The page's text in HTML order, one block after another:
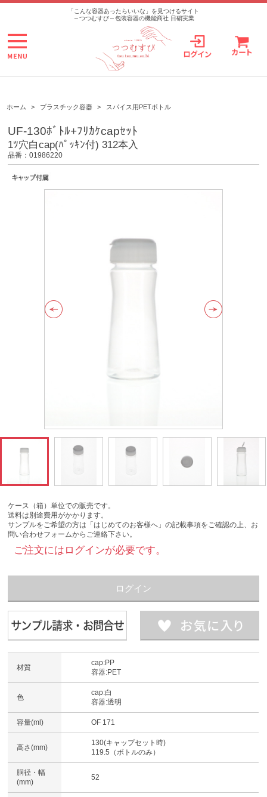
>
「こんな容器あったらいいな」を見つけるサイト
～つつむすび～包装容器の機能商社 日硝実業
ホーム > プラスチック容器 > スパイス用PETボトル
UF-130ﾎﾞﾄﾙ+ﾌﾘｶｹcapｾｯﾄ
1ﾂ穴白cap(ﾊﾟｯｷﾝ付) 312本入
品番：01986220
ケース（箱）単位での販売です。
送料は別途費用がかかります。
サンプルをご希望の方は「はじめてのお客様へ」の記載事項をご確認の上、お
問い合わせフォームからご連絡下さい。
ご注文にはログインが必要です。
ログイン
材質
cap:PP
容器:PET
色
cap:白
容器:透明
容量(ml) OF 171
高さ(mm)
130(キャップセット時)
119.5（ボトルのみ）
胴径・幅
(mm)
52